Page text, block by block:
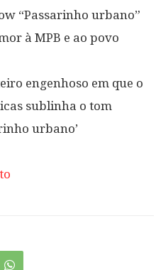
“Passarinho urbano”
à MPB e ao povo
engenhoso em que o
sublinha o tom
urbano’